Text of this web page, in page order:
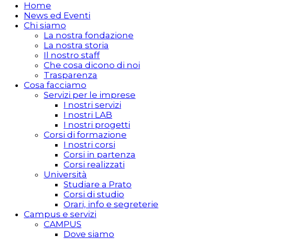
Home
News ed Eventi
Chi siamo
La nostra fondazione
La nostra storia
Il nostro staff
Che cosa dicono di noi
Trasparenza
Cosa facciamo
Servizi per le imprese
I nostri servizi
I nostri LAB
I nostri progetti
Corsi di formazione
I nostri corsi
Corsi in partenza
Corsi realizzati
Università
Studiare a Prato
Corsi di studio
Orari, info e segreterie
Campus e servizi
CAMPUS
Dove siamo